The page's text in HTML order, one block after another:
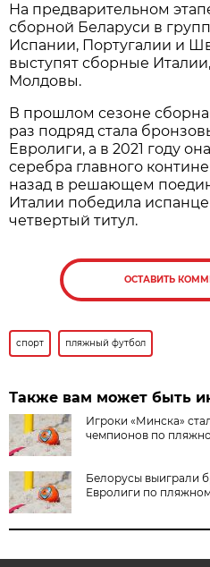
На предварительном
сборной Беларуси в
Испании, Португалии и
выступят сборные
Молдовы.
В прошлом сезоне
раз подряд стала
Евролиги, а в 2021 году
серебра главного
назад в решающем
Италии победила
четвертый титул.
ОСТАВИТЬ
спорт пляжный футбол
Также вам может быть
Игроки «Минска»
чемпионов по
Белорусы выиграли
Евролиги по